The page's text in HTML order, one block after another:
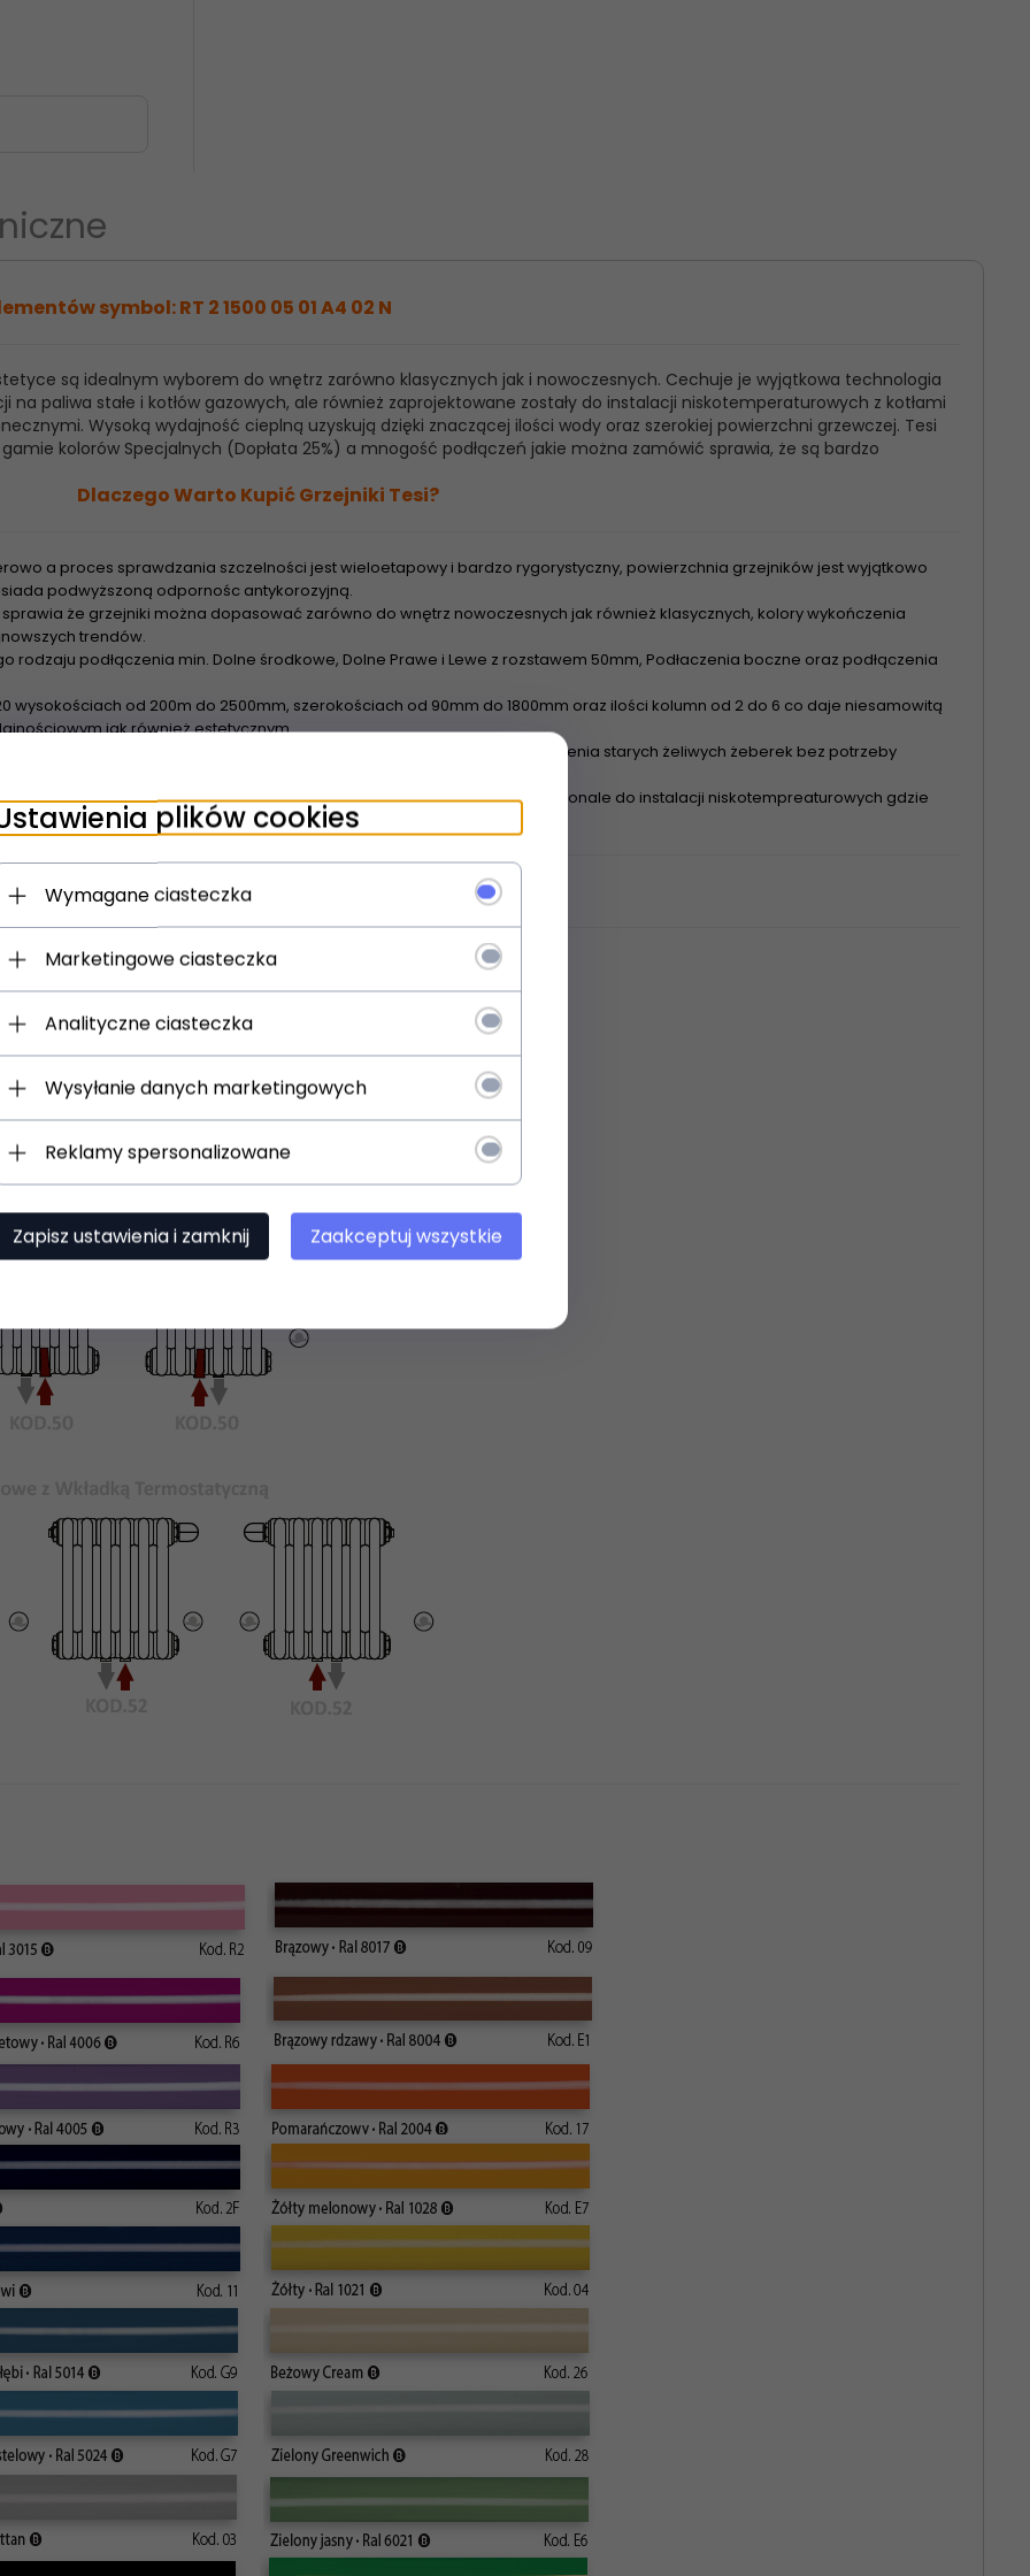
symbol: RT 2 1500 05 01 A4 02 N
są idealnym wyborem do wnętrz zarówno klasycznych jak i nowoczesnych. Cechuje je wyjątkowa technologia
na paliwa stałe i kotłów gazowych, ale również zaprojektowane zostały do instalacji niskotemperaturowych z kotłami
Wysoką wydajność cieplną uzyskują dzięki znaczącej ilości wody oraz szerokiej powierzchni grzewczej. Tesi
kolorów Specjalnych (Dopłata 25%) a mnogość podłączeń jakie można zamówić sprawia, że są bardzo
Dlaczego Warto Kupić Grzejniki Tesi?
a proces sprawdzania szczelności jest wieloetapowy i bardzo rygorystyczny, powierzchnia grzejników jest wyjątkowo
podwyższoną odpornośc antykorozyjną.
że grzejniki można dopasować zarówno do wnętrz nowoczesnych jak również klasycznych, kolory wykończenia
trendów.
podłączenia min. Dolne środkowe, Dolne Prawe i Lewe z rozstawem 50mm, Podłaczenia boczne oraz podłączenia
wysokościach od 200m do 2500mm, szerokościach od 90mm do 1800mm oraz ilości kolumn od 2 do 6 co daje niesamowitą
jak również estetycznym
grzejników z rozstawem bocznym 500m Tesi nadają się do zastąpienia starych żeliwych żeberek bez potrzeby
- Dzięki szerokiej powierzchni grzewczej grzejniki nadaja się doskonale do instalacji niskotempreaturowych gdzie
z pompami ciepła oraz kolektorami słonecznymi
plików cookies
Wymagane ciasteczka
Marketingowe ciasteczka
Analityczne ciasteczka
Wysyłanie danych marketingowych
Reklamy spersonalizowane
Zapisz ustawienia i zamknij Zaakceptuj wszystkie